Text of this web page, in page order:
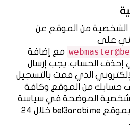
من الموقع عن
على
مع إضافة
إحذف الحساب. يجب إرسال
الذي قمت بالتسجيل
حسابك من الموقع وكافة
الشخصية الموضحة في سياسة
الخصوصية والمرتبطه بموقع bel3arabi.me خلال 24